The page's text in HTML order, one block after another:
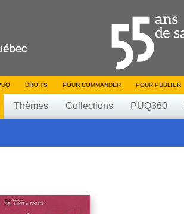
DROITS POUR COMMANDER POUR PUBLIER
Thèmes Collections PUQ360